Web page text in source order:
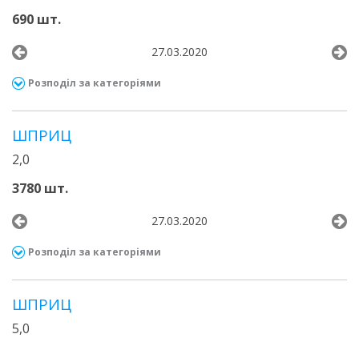
690 шт.
27.03.2020
Розподіл за категоріями
ШПРИЦ
2,0
3780 шт.
27.03.2020
Розподіл за категоріями
ШПРИЦ
5,0